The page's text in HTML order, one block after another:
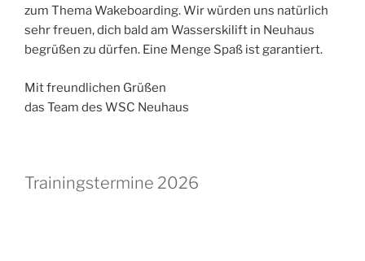
zum Thema Wakeboarding. Wir würden uns natürlich
sehr freuen, dich bald am Wasserskilift in Neuhaus
begrüßen zu dürfen. Eine Menge Spaß ist garantiert.
Mit freundlichen Grüßen
das Team des WSC Neuhaus
Trainingstermine 2026